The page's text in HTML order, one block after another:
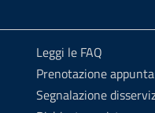
Leggi le FAQ
Prenotazione
Segnalazione